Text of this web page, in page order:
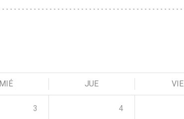
MIÉ JUE VIE
3 4